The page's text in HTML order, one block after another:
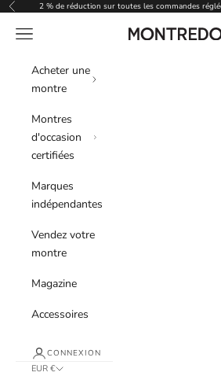
Passer au contenu
Précédent2 % de réduction sur toutes les commandes
Montredo
Menu
Acheter une
montre
Montres
d'occasion
certifiées
Marques
indépendantes
Vendez votre
montre
Magazine
Accessoires
CONNEXION
EUR €